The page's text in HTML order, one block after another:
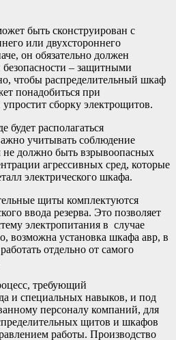
быть сконструирован с
или двухстороннего
он обязательно должен
безопасности – защитными
чтобы распределительный шкаф
понадобиться при
сборку электрощитов.
располагаться
учитывать соблюдение
не должно быть взрывоопасных
агрессивных сред, которые
электрического шкафа.
щиты комплектуются
ввода резерва. Это позволяет
электропитания в случае
возможна установка шкафа авр, в
отдельно от самого
требующий
и специальных навыков, и под
персоналу компаний, для
щитов и шкафов
работы. Производство